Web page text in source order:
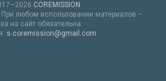
COREMISSION
любом использовании материалов –
на сайт обязательна.
s.coremission@gmail.com